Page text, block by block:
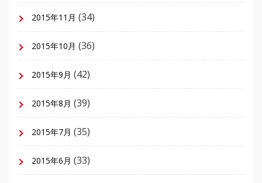
2015年11月 (34)
2015年10月 (36)
2015年9月 (42)
2015年8月 (39)
2015年7月 (35)
2015年6月 (33)